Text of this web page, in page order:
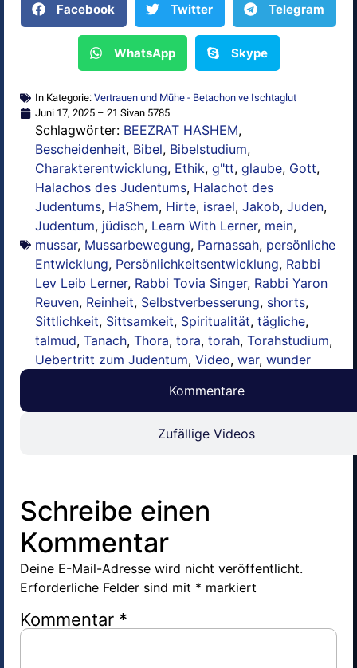
Facebook Twitter Telegram
WhatsApp Skype
In Kategorie: Vertrauen und Mühe - Betachon ve Ischtaglut
Juni 17, 2025 – 21 Sivan 5785
Schlagwörter: BEEZRAT HASHEM,
Bescheidenheit, Bibel, Bibelstudium,
Charakterentwicklung, Ethik, g"tt, glaube, Gott,
Halachos des Judentums, Halachot des
Judentums, HaShem, Hirte, israel, Jakob, Juden,
Judentum, jüdisch, Learn With Lerner, mein,
mussar, Mussarbewegung, Parnassah, persönliche
Entwicklung, Persönlichkeitsentwicklung, Rabbi
Lev Leib Lerner, Rabbi Tovia Singer, Rabbi Yaron
Reuven, Reinheit, Selbstverbesserung, shorts,
Sittlichkeit, Sittsamkeit, Spiritualität, tägliche,
talmud, Tanach, Thora, tora, torah, Torahstudium,
Uebertritt zum Judentum, Video, war, wunder
Kommentare
Zufällige Videos
Schreibe einen
Kommentar
Deine E-Mail-Adresse wird nicht veröffentlicht.
Erforderliche Felder sind mit * markiert
Kommentar *